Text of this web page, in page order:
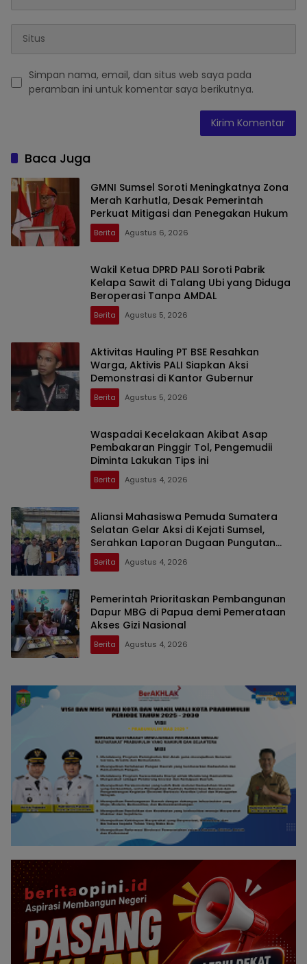
Simpan nama, email, dan situs web saya pada
peramban ini untuk komentar saya berikutnya.
Baca Juga
GMNI Sumsel Soroti Meningkatnya Zona
Merah Karhutla, Desak Pemerintah
Perkuat Mitigasi dan Penegakan Hukum
Berita Agustus 6, 2026
Wakil Ketua DPRD PALI Soroti Pabrik
Kelapa Sawit di Talang Ubi yang Diduga
Beroperasi Tanpa AMDAL
Berita Agustus 5, 2026
Aktivitas Hauling PT BSE Resahkan
Warga, Aktivis PALI Siapkan Aksi
Demonstrasi di Kantor Gubernur
Berita Agustus 5, 2026
Waspadai Kecelakaan Akibat Asap
Pembakaran Pinggir Tol, Pengemudii
Diminta Lakukan Tips ini
Berita Agustus 4, 2026
Aliansi Mahasiswa Pemuda Sumatera
Selatan Gelar Aksi di Kejati Sumsel,
Serahkan Laporan Dugaan Pungutan
Dana BOS dan Sertifikasi Guru di Ogan
Ilir
Berita Agustus 4, 2026
Pemerintah Prioritaskan Pembangunan
Dapur MBG di Papua demi Pemerataan
Akses Gizi Nasional
Berita Agustus 4, 2026